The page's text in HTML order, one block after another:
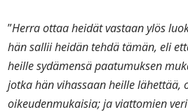
”Herra ottaa heidät vastaan ylös
hän sallii heidän tehdä tämän, eli
heille sydämensä paatumuksen
jotka hän vihassaan heille lähettää,
oikeudenmukaisia; ja viattomien